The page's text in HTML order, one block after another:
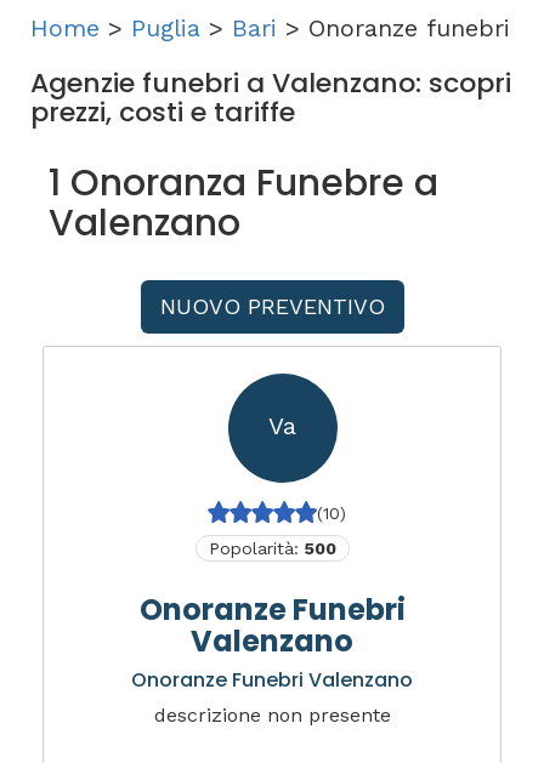
Home > Puglia > Bari > Onoranze funebri
Agenzie funebri a Valenzano: scopri
prezzi, costi e tariffe
1 Onoranza Funebre a
Valenzano
NUOVO PREVENTIVO
Va
(10)
Popolarità: 500
Onoranze Funebri
Valenzano
Onoranze Funebri Valenzano
descrizione non presente